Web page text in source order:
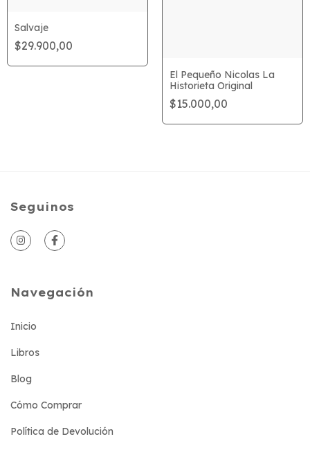
Salvaje
$29.900,00
El Pequeño Nicolas La
Historieta Original
$15.000,00
Seguinos
Navegación
Inicio
Libros
Blog
Cómo Comprar
Política de Devolución